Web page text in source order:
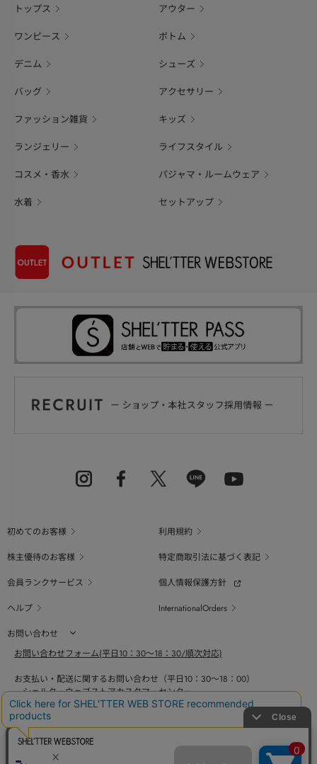
トップス アウター
ワンピース ボトム
デニム シューズ
バッグ アクセサリー
ファッション雑貨 キッズ
ランジェリー ライフスタイル
コスメ・香水 パジャマ・ルームウェア
水着 セットアップ
初めてのお客様
利用規約
株主優待のお客様
特定商取引法に基づく表記
会員ランクサービス
個人情報保護方針
ヘルプ
InternationalOrders
お問い合わせ
お問い合わせフォーム(平日10：30～18：30/順次対応)
お支払い・配送に関するお問い合わせ（平日10：30～18：00）
シェルターウェブストアカスタマーセンター
0800-123-6820
商品の素材、サイズ、仕様等に関するお問い合せ（平日10：30～18：00）
バロックジャパンリミテッドコールセンター
03-6730-9191